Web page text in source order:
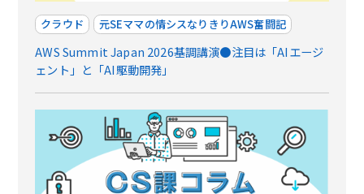
クラウド 元SEママの情シスなりきりAWS奮闘記
AWS Summit Japan 2026基調講演●注目は「AIエージ
ェント」と「AI駆動開発」